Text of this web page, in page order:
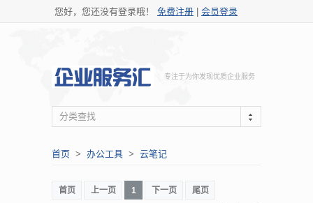
您好，您还没有登录哦！ 免费注册 会员登录
专注于为你发现优质企业服务
分类查找
首页 > 办公工具 > 云笔记
首页 上一页 1 下一页 尾页